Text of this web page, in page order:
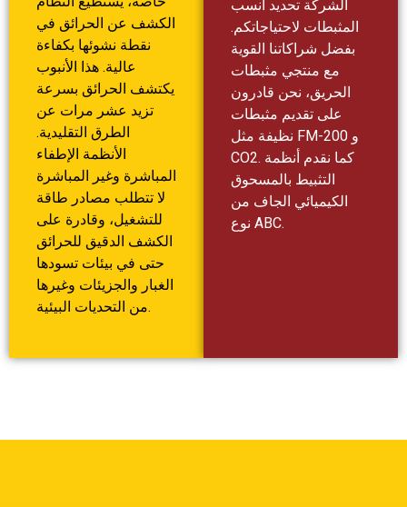
الكشف عن الحرائق في
نقطة نشوئها بكفاءة
عالية. هذا الأنبوب
يكتشف الحرائق بسرعة
تزيد عشر مرات عن
الطرق التقليدية.
الأنظمة الإطفاء
المباشرة وغير المباشرة
لا تتطلب مصادر طاقة
للتشغيل، وقادرة على
الكشف الدقيق للحرائق
حتى في بيئات تسودها
الغبار والجزيئات وغيرها
من التحديات البيئية.
الشركة تحديد أنسب
المثبطات لاحتياجاتكم.
بفضل شراكاتنا القوية
مع منتجي مثبطات
الحريق، نحن قادرون
على تقديم مثبطات
نظيفة مثل FM-200 و
CO2. كما نقدم أنظمة
التثبيط بالمسحوق
الكيميائي الجاف من
نوع ABC.